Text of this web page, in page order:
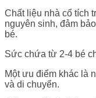
Chất liệu nhà cổ tích
nguyên sinh, đảm
bé.
Sức chứa từ 2-4 bé
Một ưu điểm khác là
và di chuyển.